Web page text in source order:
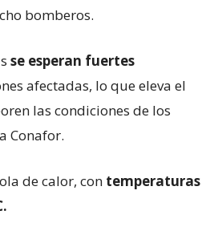
bomberos.
se esperan fuertes
afectadas, lo que eleva el
las condiciones de los
Conafor.
de calor, con temperaturas